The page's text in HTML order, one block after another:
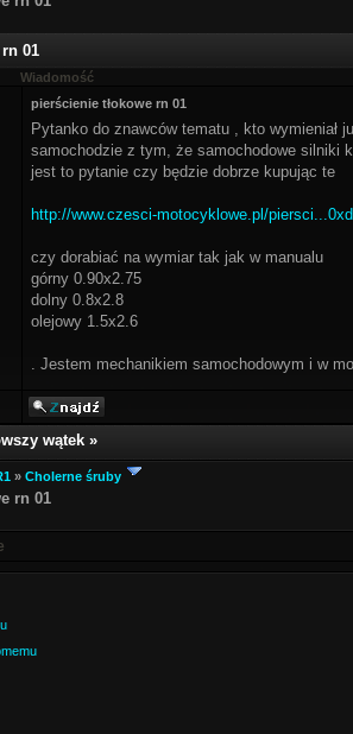
01
Wiadomość
pierścienie tłokowe rn 01
Pytanko do znawców tematu , kto wymieniał
samochodzie z tym, że samochodowe silniki
jest to pytanie czy będzie dobrze kupując te
http://www.czesci-motocyklowe.pl/
czy dorabiać na wymiar tak jak w manualu
górny 0.90x2.75
dolny 0.8x2.8
olejowy 1.5x2.6
. Jestem mechanikiem samochodowym i w
wątek »
» Cholerne śruby
rn 01